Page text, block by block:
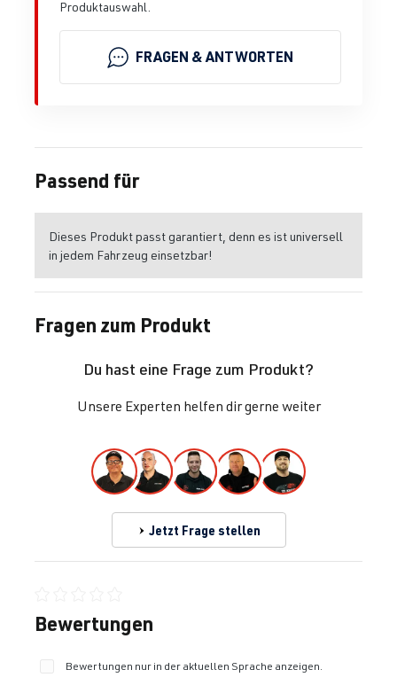
Produktauswahl.
FRAGEN & ANTWORTEN
Passend für
Dieses Produkt passt garantiert, denn es ist universell
in jedem Fahrzeug einsetzbar!
Fragen zum Produkt
Du hast eine Frage zum Produkt?
Unsere Experten helfen dir gerne weiter
Jetzt Frage stellen
Durchschnittliche Bewertung von 0 von 5 Sternen
Bewertungen
Bewertungen nur in der aktuellen Sprache anzeigen.